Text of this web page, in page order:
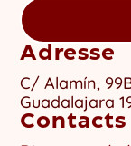
Adresse
C/ Alamín,
Guadalajara
Contacts